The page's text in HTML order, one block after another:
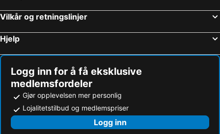
Vilkår og retningslinjer
Hjelp
Logg inn for å få eksklusive
medlemsfordeler
Gjør opplevelsen mer personlig
Lojalitetstilbud og medlemspriser
Logg inn